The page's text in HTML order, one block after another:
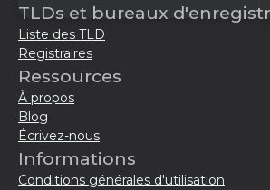
TLDs et bureaux
Liste des TLD
Registraires
Ressources
À propos
Blog
Écrivez-nous
Informations
Conditions générales d'utilisation